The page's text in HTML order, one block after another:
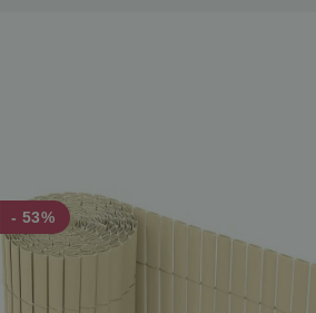
- 53%